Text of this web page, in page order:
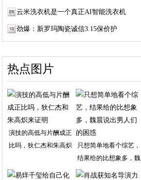
云米洗衣机是一个真正AI智能洗衣机
劲爆：新罗玛陶瓷诚信3.15保价护
热点图片
演技的高低与片酬成正
比吗，狄仁杰和朱高炽
只想简单地看个综艺，
结果给的比想象多，魏